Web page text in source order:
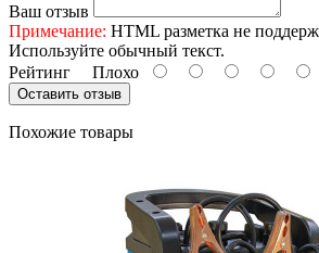
Ваш отзыв
Примечание: HTML разметка не
Используйте обычный текст.
Рейтинг Плохо
Оставить отзыв
Похожие товары